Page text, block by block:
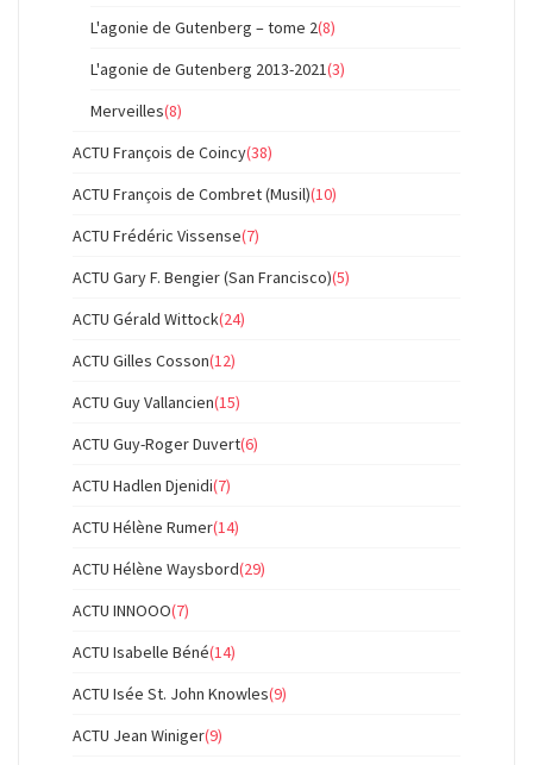
L'agonie de Gutenberg – tome 2(8)
L'agonie de Gutenberg 2013-2021(3)
Merveilles(8)
ACTU François de Coincy(38)
ACTU François de Combret (Musil)(10)
ACTU Frédéric Vissense(7)
ACTU Gary F. Bengier (San Francisco)(5)
ACTU Gérald Wittock(24)
ACTU Gilles Cosson(12)
ACTU Guy Vallancien(15)
ACTU Guy-Roger Duvert(6)
ACTU Hadlen Djenidi(7)
ACTU Hélène Rumer(14)
ACTU Hélène Waysbord(29)
ACTU INNOOO(7)
ACTU Isabelle Béné(14)
ACTU Isée St. John Knowles(9)
ACTU Jean Winiger(9)